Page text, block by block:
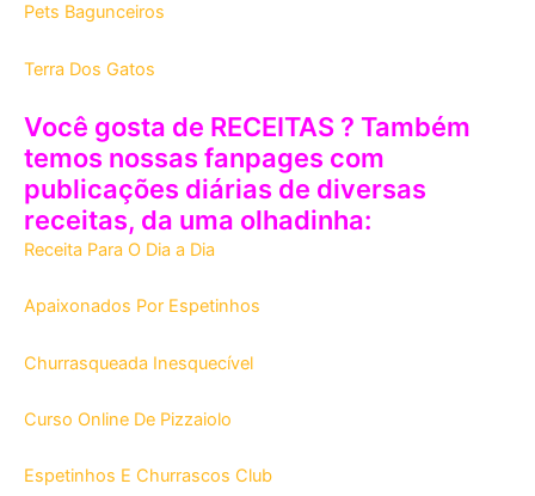
Pets Bagunceiros
Terra Dos Gatos
Você gosta de RECEITAS ? Também
temos nossas fanpages com
publicações diárias de diversas
receitas, da uma olhadinha:
Receita Para O Dia a Dia
Apaixonados Por Espetinhos
Churrasqueada Inesquecível
Curso Online De Pizzaiolo
Espetinhos E Churrascos Club